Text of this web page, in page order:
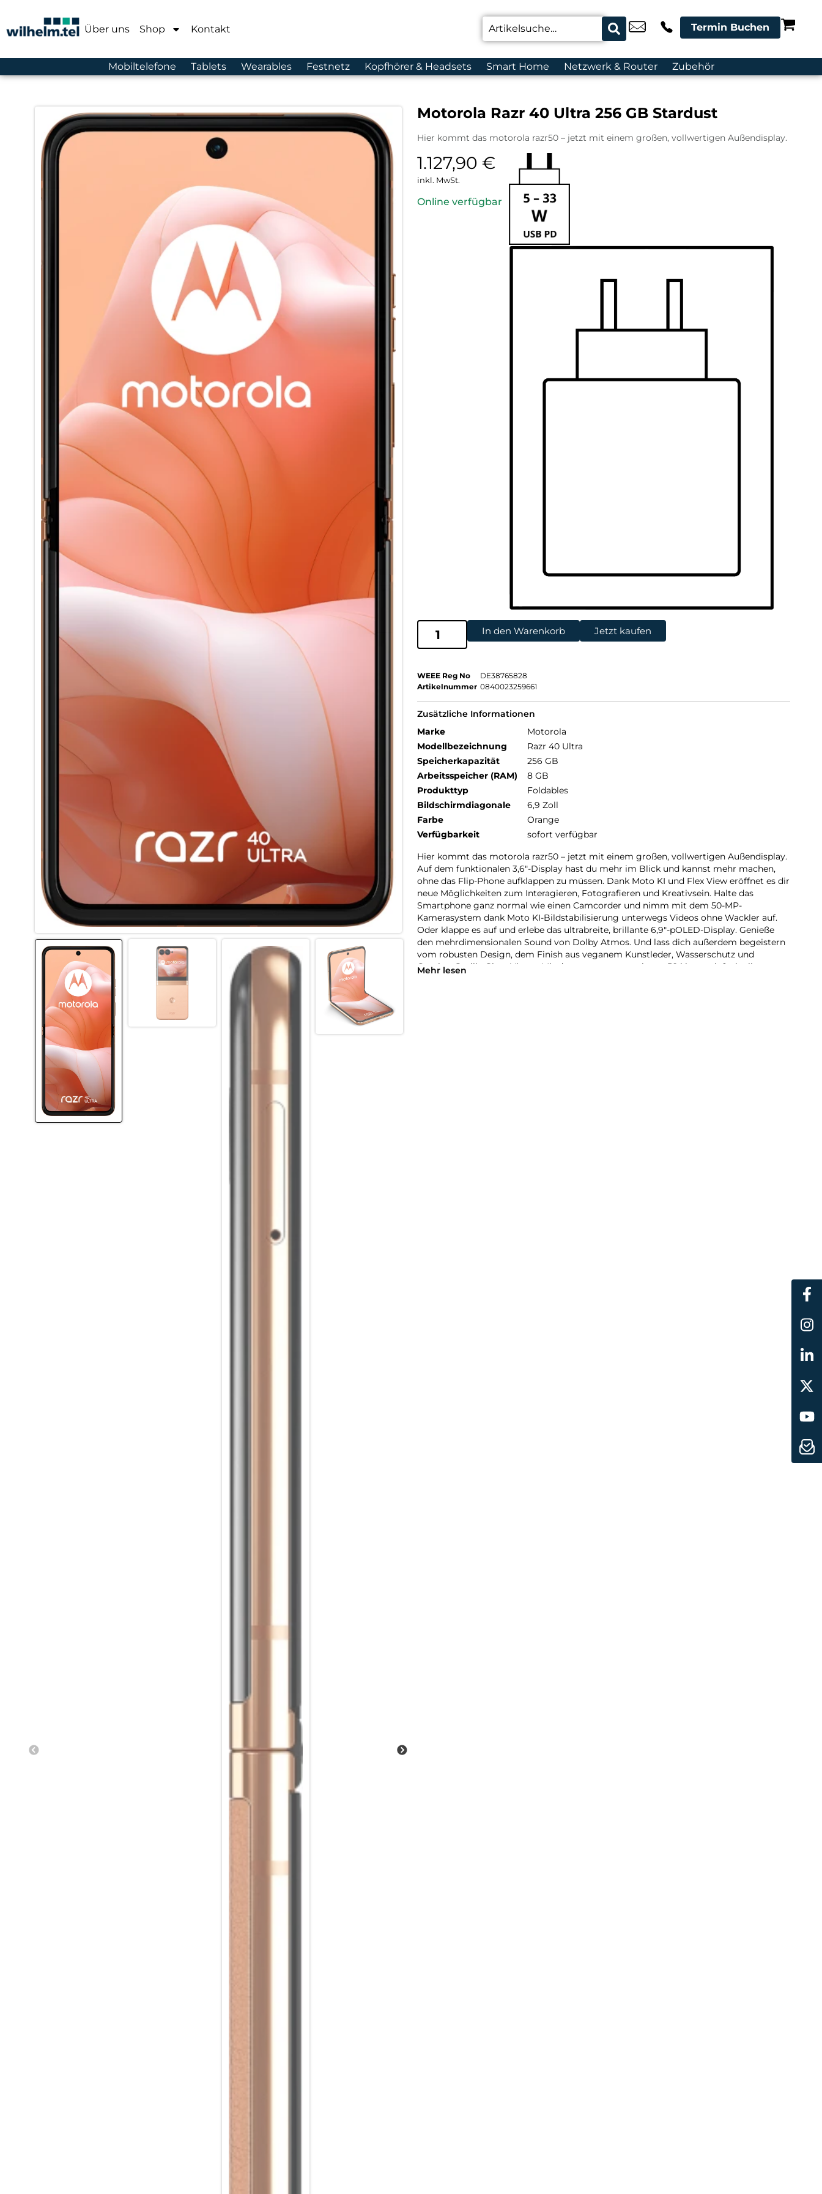
Über uns Shop Kontakt Termin Buchen
Mobiltelefone Tablets Wearables Festnetz Kopfhörer & Headsets Smart Home Netzwerk & Router Zubehör
Motorola Razr 40 Ultra 256 GB Stardust
Hier kommt das motorola razr50 – jetzt mit einem großen, vollwertigen Außendisplay.
1.127,90 €
inkl. MwSt.
Online verfügbar
In den Warenkorb Jetzt kaufen
WEEE Reg No
DE38765828
Artikelnummer 0840023259661
Zusätzliche Informationen
Marke
Motorola
Modellbezeichnung
Razr 40 Ultra
Speicherkapazität
256 GB
Arbeitsspeicher (RAM)
8 GB
Produkttyp
Foldables
Bildschirmdiagonale
6,9 Zoll
Farbe
Orange
Verfügbarkeit
sofort verfügbar
Hier kommt das motorola razr50 – jetzt mit einem großen, vollwertigen Außendisplay.
Auf dem funktionalen 3,6″-Display hast du mehr im Blick und kannst mehr machen,
ohne das Flip-Phone aufklappen zu müssen. Dank Moto KI und Flex View eröffnet es dir
neue Möglichkeiten zum Interagieren, Fotografieren und Kreativsein. Halte das
Smartphone ganz normal wie einen Camcorder und nimm mit dem 50-MP-
Kamerasystem dank Moto KI-Bildstabilisierung unterwegs Videos ohne Wackler auf.
Oder klappe es auf und erlebe das ultrabreite, brillante 6,9″-pOLED-Display. Genieße
den mehrdimensionalen Sound von Dolby Atmos. Und lass dich außerdem begeistern
vom robusten Design, dem Finish aus veganem Kunstleder, Wasserschutz und
Corning Gorilla Glass Victus. Mit dem neuen motorola razr50 klappt einfach alles.
Mehr lesen